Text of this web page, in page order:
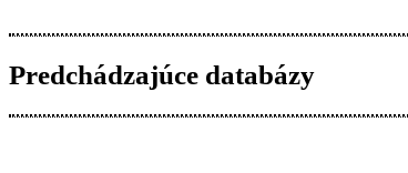
Predchádzajúce databázy